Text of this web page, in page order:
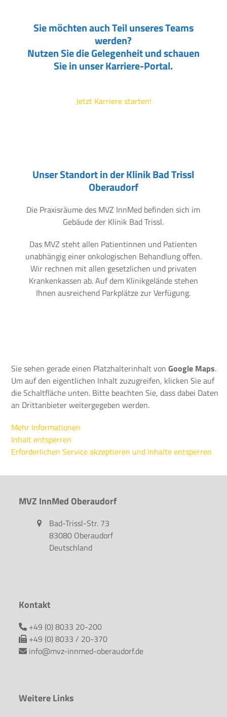
Sie möchten auch Teil unseres Teams
werden?
Nutzen Sie die Gelegenheit und schauen
Sie in unser Karriere-Portal.
Jetzt Karriere starten!
Unser Standort in der Klinik Bad Trissl
Oberaudorf
Die Praxisräume des MVZ InnMed befinden sich im
Gebäude der Klinik Bad Trissl.
Das MVZ steht allen Patientinnen und Patienten
unabhängig einer onkologischen Behandlung offen.
Wir rechnen mit allen gesetzlichen und privaten
Krankenkassen ab. Auf dem Klinikgelände stehen
Ihnen ausreichend Parkplätze zur Verfügung.
Sie sehen gerade einen Platzhalterinhalt vonGoogle Maps.
Um auf den eigentlichen Inhalt zuzugreifen, klicken Sie auf
die Schaltfläche unten. Bitte beachten Sie, dass dabei Daten
an Drittanbieter weitergegeben werden.
Mehr Informationen
Inhalt entsperren
Erforderlichen Service akzeptieren und Inhalte entsperren
MVZ InnMed Oberaudorf
Bad-Trissl-Str. 73
83080 Oberaudorf
Deutschland
Kontakt
+49 (0) 8033 20-200
+49 (0) 8033 / 20-370
info@mvz-innmed-oberaudorf.de
Weitere Links